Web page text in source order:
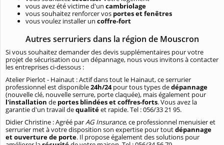
vous avez été victime d'un cambriolage
vous souhaitez renforcer vos portes et fenêtres
vous voulez installer un coffre-fort
Autres serruriers dans la région de Mouscron
Si vous souhaitez demander des devis supplémentaires pour votre
projet de sécurisation ou un dépannage, nous vous invitons à contacter
les entreprises ci-dessous :
Atelier Pierlot - Hainaut : Actif dans tout le Hainaut, ce serrurier
professionnel est disponible24h/24pour tous types dedépannage
(nouvelle clé, nouvelle serrure, porte claquée), mais également pour
l'installation de portes blindées et coffres-forts. Vous avez la
garantie d'un travail dequalitéet rapide. Tel : 056/33 21 95.
Didier Christine : Agréé parAG Insurance, ce professionnel menuisier et
serrurier met à votre disposition son expertise pour toutdépannage
et ouverture de porte. Il propose également des solutions pour